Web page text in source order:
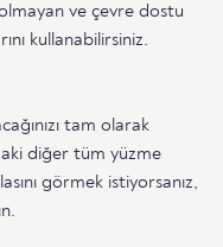
ve çevre dostu
kullanabilirsiniz.
tam olarak
diğer tüm yüzme
görmek istiyorsanız,